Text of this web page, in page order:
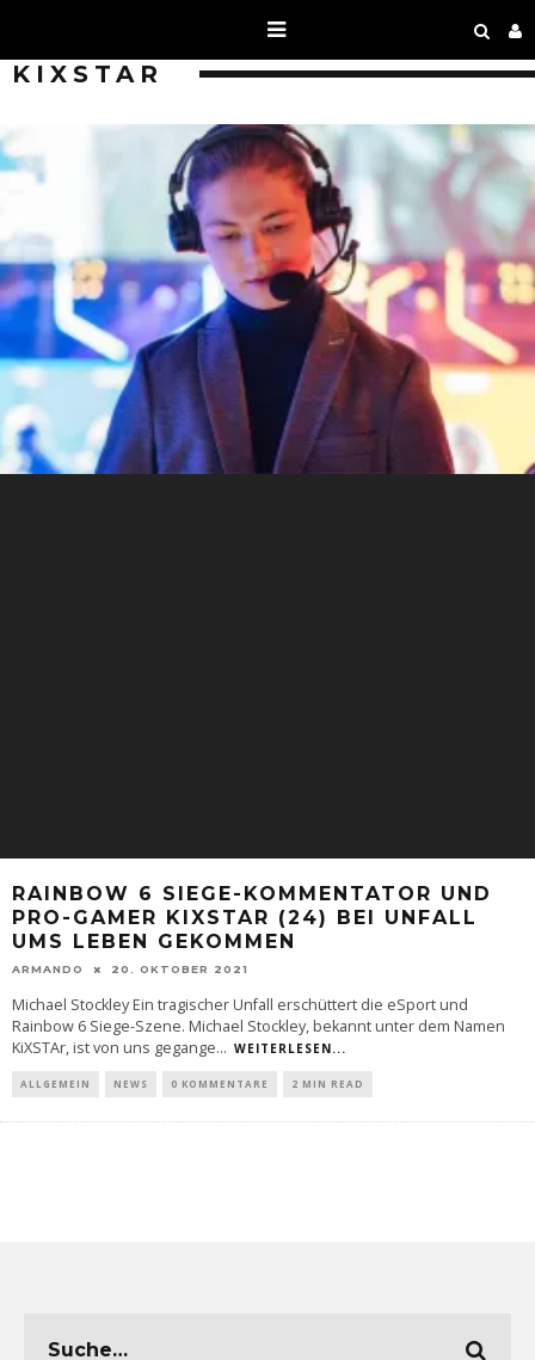
KIXSTAR
RAINBOW 6 SIEGE-KOMMENTATOR UND
PRO-GAMER KIXSTAR (24) BEI UNFALL
UMS LEBEN GEKOMMEN
ARMANDO 20. OKTOBER 2021
Michael Stockley Ein tragischer Unfall erschüttert die eSport und
Rainbow 6 Siege-Szene. Michael Stockley, bekannt unter dem Namen
KiXSTAr, ist von uns gegange... WEITERLESEN...
ALLGEMEIN NEWS 0 KOMMENTARE 2 MIN READ